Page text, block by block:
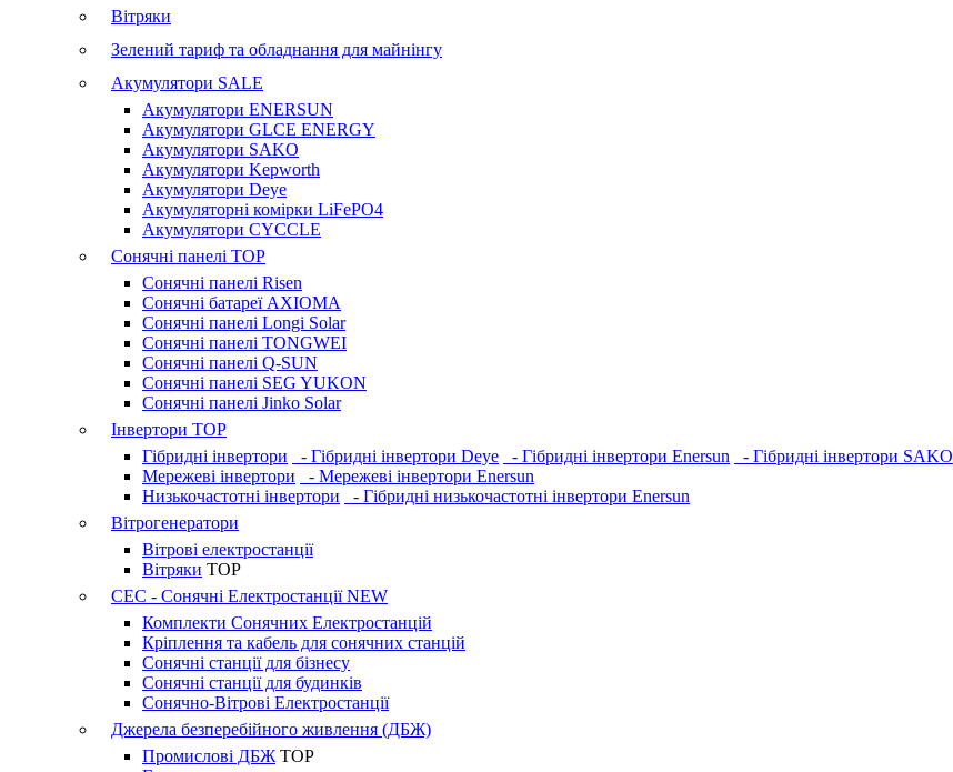
Вітряки
Зелений тариф та обладнання для майнінгу
Акумулятори SALE
Акумулятори ENERSUN
Акумулятори GLCE ENERGY
Акумулятори SAKO
Акумулятори Kepworth
Акумулятори Deye
Акумуляторні комірки LiFePO4
Акумулятори CYCCLE
Сонячні панелі TOP
Сонячні панелі Risen
Сонячні батареї AXIOMA
Сонячні панелі Longi Solar
Сонячні панелі TONGWEI
Сонячні панелі Q-SUN
Сонячні панелі SEG YUKON
Сонячні панелі Jinko Solar
Інвертори TOP
Гібридні інвертори
- Гібридні інвертори Deye - Гібридні інвертори Enersun
- Гібридні інвертори SAKO
Мережеві інвертори
- Мережеві інвертори Enersun
Низькочастотні інвертори
- Гібридні низькочастотні інвертори Enersun
Вітрогенератори
Вітрові електростанції
Вітряки TOP
СЕС - Сонячні Електростанції NEW
Комплекти Сонячних Електростанцій
Кріплення та кабель для сонячних станцій
Сонячні станції для бізнесу
Сонячні станції для будинків
Сонячно-Вітрові Електростанції
Джерела безперебійного живлення (ДБЖ)
Промислові ДБЖ TOP